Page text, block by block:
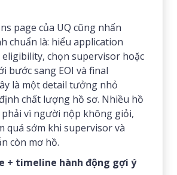
page của UQ cũng nhấn
chuẩn là: hiểu application
eligibility, chọn supervisor hoặc
bước sang EOI và final
là một detail tưởng nhỏ
chất lượng hồ sơ. Nhiều hồ
vì người nộp không giỏi,
quá sớm khi supervisor và
còn mơ hồ.
+ timeline hành động gợi ý